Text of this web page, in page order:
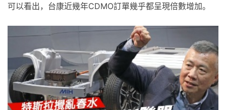
可以看出，台康近幾年CDMO訂單幾乎都呈現倍數增加。